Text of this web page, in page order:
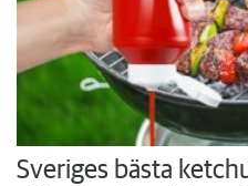
Sveriges bästa